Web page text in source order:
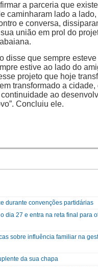
a parceria que
caminharam lado a
e conversa,
união em prol do
disse que sempre
estive ao lado do
projeto que hoje
transformado a
ao
Concluiu ele.
durante convenções partidárias
dia 27 e entra na reta final para
sobre influência familiar na
da sua chapa